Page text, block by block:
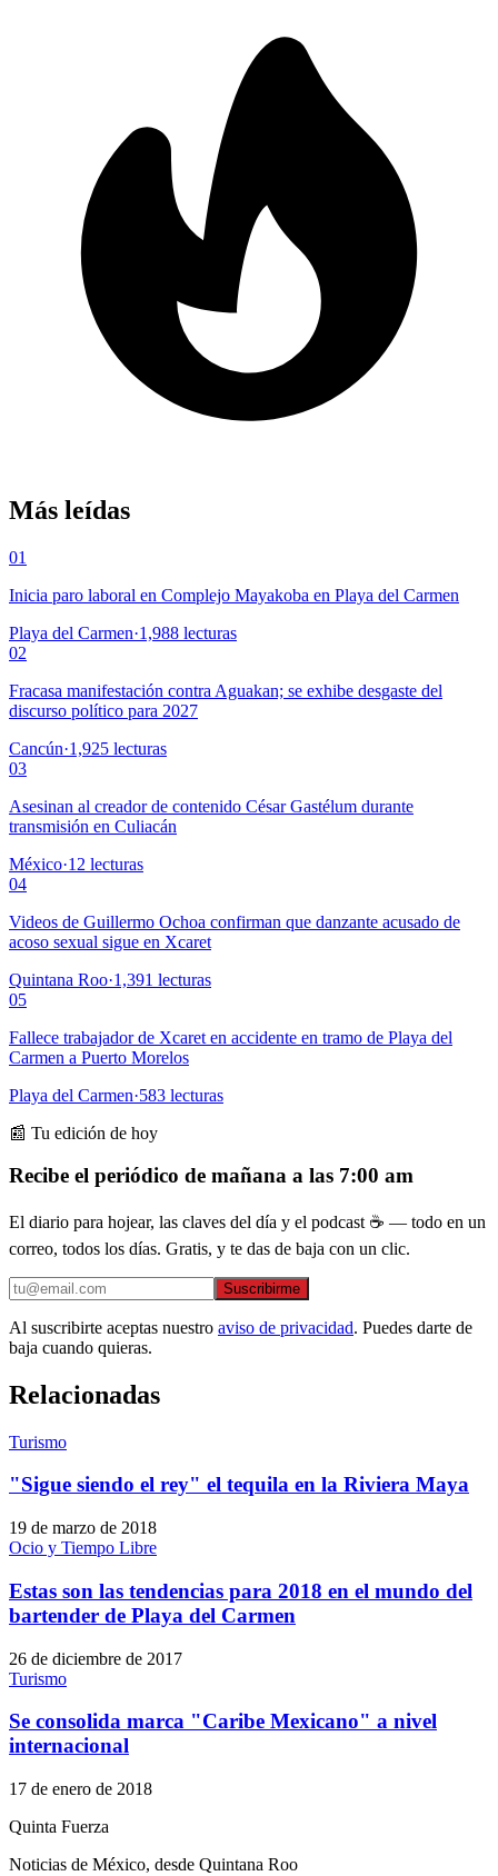
Más leídas
01
Inicia paro laboral en Complejo Mayakoba en Playa del Carmen
Playa del Carmen·1,988 lecturas
02
Fracasa manifestación contra Aguakan; se exhibe desgaste del
discurso político para 2027
Cancún·1,925 lecturas
03
Asesinan al creador de contenido César Gastélum durante
transmisión en Culiacán
México·12 lecturas
04
Videos de Guillermo Ochoa confirman que danzante acusado de
acoso sexual sigue en Xcaret
Quintana Roo·1,391 lecturas
05
Fallece trabajador de Xcaret en accidente en tramo de Playa del
Carmen a Puerto Morelos
Playa del Carmen·583 lecturas
📰 Tu edición de hoy
Recibe el periódico de mañana a las 7:00 am
El diario para hojear, las claves del día y el podcast ☕ — todo en un
correo, todos los días. Gratis, y te das de baja con un clic.
Suscribirme
Al suscribirte aceptas nuestro aviso de privacidad. Puedes darte de
baja cuando quieras.
Relacionadas
Turismo
"Sigue siendo el rey" el tequila en la Riviera Maya
19 de marzo de 2018
Ocio y Tiempo Libre
Estas son las tendencias para 2018 en el mundo del
bartender de Playa del Carmen
26 de diciembre de 2017
Turismo
Se consolida marca "Caribe Mexicano" a nivel
internacional
17 de enero de 2018
Quinta Fuerza
Noticias de México, desde Quintana Roo